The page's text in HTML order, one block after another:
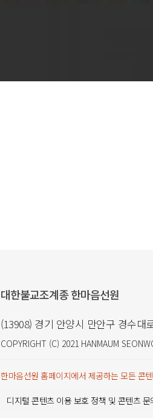
대한불교조계종 한마음선원
(13908) 경기 안양시 만안구 경수대
COPYRIGHT (C) 2021 HANMAUM
한마음선원 홈페이지에서 제공하는 모든 콘
디지털 콘텐츠 이용 보호 정책 및 콘텐츠 문